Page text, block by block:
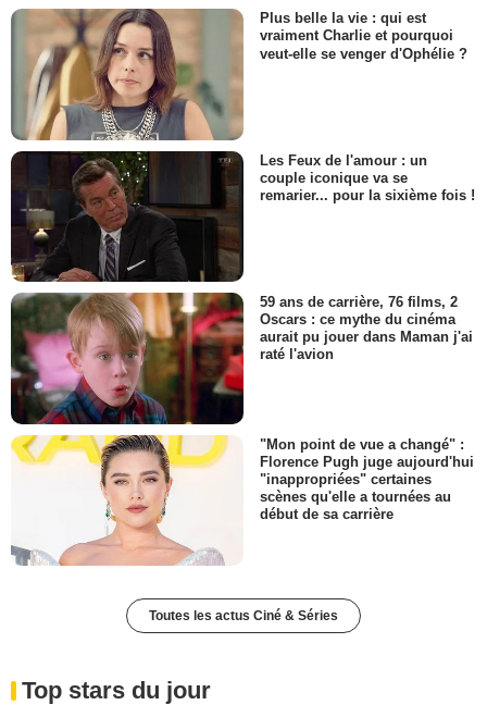
Plus belle la vie : qui est
vraiment Charlie et pourquoi
veut-elle se venger d'Ophélie ?
Les Feux de l'amour : un
couple iconique va se
remarier... pour la sixième fois !
59 ans de carrière, 76 films, 2
Oscars : ce mythe du cinéma
aurait pu jouer dans Maman j'ai
raté l'avion
"Mon point de vue a changé" :
Florence Pugh juge aujourd'hui
"inappropriées" certaines
scènes qu'elle a tournées au
début de sa carrière
Toutes les actus Ciné & Séries
Top stars du jour